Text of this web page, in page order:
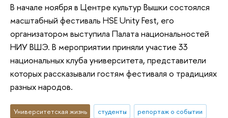
В начале ноября в Центре культур Вышки состоялся
масштабный фестиваль HSE Unity Fest, его
организатором выступила Палата национальностей
НИУ ВШЭ. В мероприятии приняли участие 33
национальных клуба университета, представители
которых рассказывали гостям фестиваля о традициях
разных народов.
Университетская жизнь студенты
репортаж о событии